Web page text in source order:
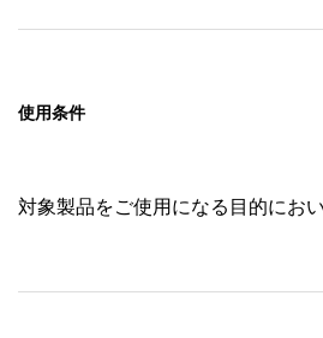
使用条件
対象製品をご使用になる目的にお